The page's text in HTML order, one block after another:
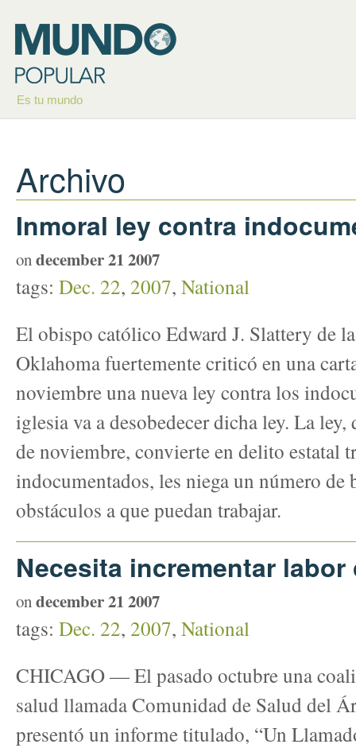
Es tu mundo
Archivo
Inmoral ley contra
ondecember 21 2007
tags: Dec. 22, 2007, National
El obispo católico Edward J. Slattery de
Oklahoma fuertemente criticó en una
noviembre una nueva ley contra los
iglesia va a desobedecer dicha ley. La
de noviembre, convierte en delito estatal
indocumentados, les niega un número de
obstáculos a que puedan trabajar.
Necesita incrementar labor
ondecember 21 2007
tags: Dec. 22, 2007, National
CHICAGO — El pasado octubre una
salud llamada Comunidad de Salud del
presentó un informe titulado, “Un